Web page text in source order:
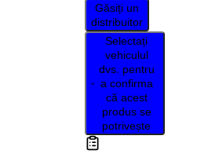
Găsiți un
distribuitor
Selectați
vehiculul
dvs. pentru
a confirma
că acest
produs se
potrivește